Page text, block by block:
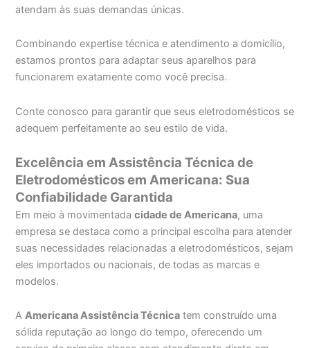
atendam às suas demandas únicas.
Combinando expertise técnica e atendimento a domicílio,
estamos prontos para adaptar seus aparelhos para
funcionarem exatamente como você precisa.
Conte conosco para garantir que seus eletrodomésticos se
adequem perfeitamente ao seu estilo de vida.
Excelência em Assistência Técnica de
Eletrodomésticos em Americana: Sua
Confiabilidade Garantida
Em meio à movimentadacidade de Americana, uma
empresa se destaca como a principal escolha para atender
suas necessidades relacionadas a eletrodomésticos, sejam
eles importados ou nacionais, de todas as marcas e
modelos.
AAmericana Assistência Técnica tem construído uma
sólida reputação ao longo do tempo, oferecendo um